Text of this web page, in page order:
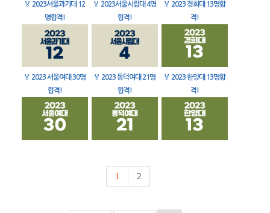
🏅 2023서울과기대 12
명합격!
🏅 2023서울시립대 4명
합격!
🏅 2023 경희대 13명합
격!
🏅 2023 서울여대 30명
합격!
🏅 2023 동덕여대 21명
합격!
🏅 2023 한양대 13명합
격!
1 2